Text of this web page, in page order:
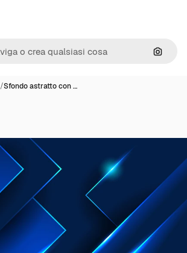
Cerca
/Sfondo astratto con …